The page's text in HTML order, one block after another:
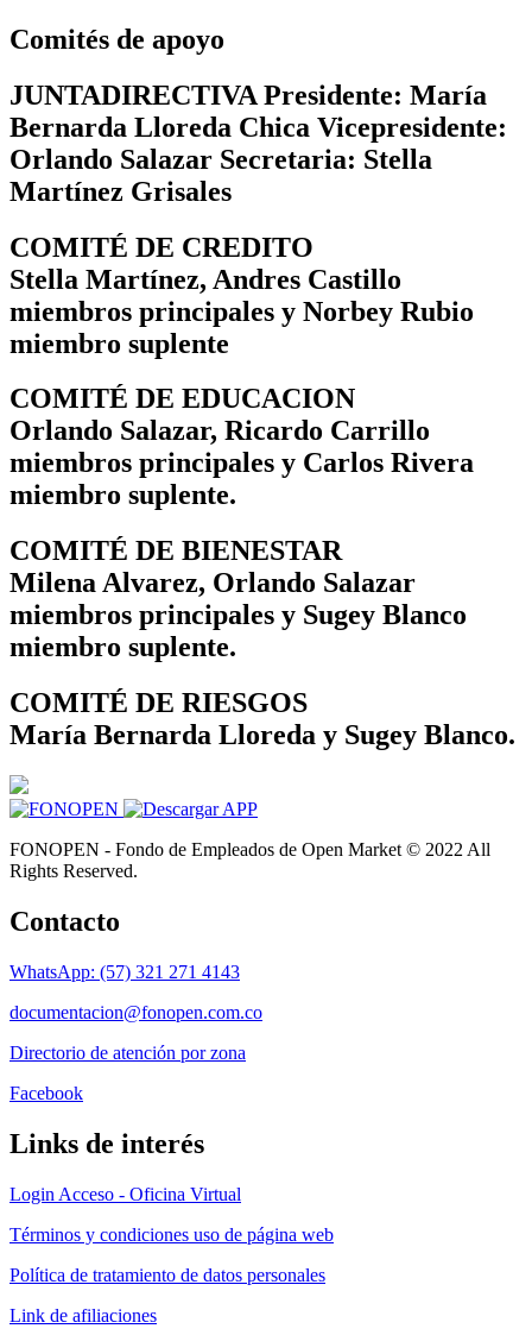
Comités de apoyo
JUNTADIRECTIVA Presidente: María
Bernarda Lloreda Chica Vicepresidente:
Orlando Salazar Secretaria: Stella
Martínez Grisales
COMITÉ DE CREDITO
Stella Martínez, Andres Castillo
miembros principales y Norbey Rubio
miembro suplente
COMITÉ DE EDUCACION
Orlando Salazar, Ricardo Carrillo
miembros principales y Carlos Rivera
miembro suplente.
COMITÉ DE BIENESTAR
Milena Alvarez, Orlando Salazar
miembros principales y Sugey Blanco
miembro suplente.
COMITÉ DE RIESGOS
María Bernarda Lloreda y Sugey Blanco.
FONOPEN - Fondo de Empleados de Open Market © 2022 All
Rights Reserved.
Contacto
WhatsApp: (57) 321 271 4143
documentacion@fonopen.com.co
Directorio de atención por zona
Facebook
Links de interés
Login Acceso - Oficina Virtual
Términos y condiciones uso de página web
Política de tratamiento de datos personales
Link de afiliaciones